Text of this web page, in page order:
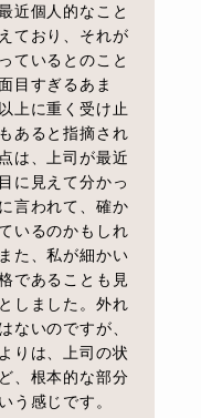
近個人的なこと
ており、それが
ているとのこと
目すぎるあま
上に重く受け止
あると指摘され
は、上司が最近
に見えて分かっ
言われて、確か
いるのかもしれ
た、私が細かい
であることも見
しました。外れ
ないのですが、
りは、上司の状
、根本的な部分
う感じです。